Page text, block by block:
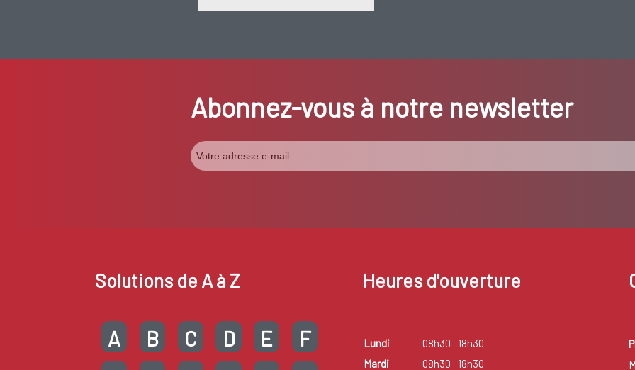
Abonnez-vous à notre newsletter
Solutions de A à Z
A B C D E
F
Heures d'ouverture
Lundi 08h30
18h30
Mardi
08h30
18h30